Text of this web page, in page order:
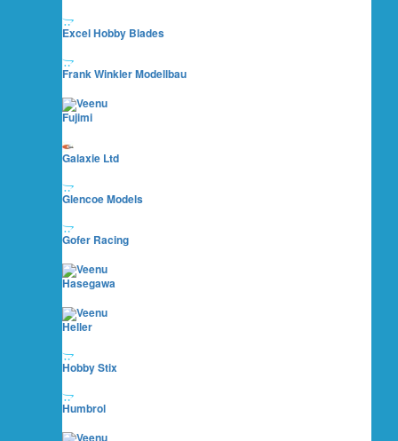
Excel Hobby Blades
Frank Winkler Modellbau
Fujimi
Galaxie Ltd
Glencoe Models
Gofer Racing
Hasegawa
Heller
Hobby Stix
Humbrol